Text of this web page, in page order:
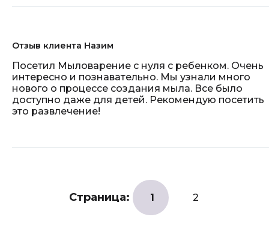
Отзыв клиента Назим
Посетил Мыловарение с нуля с ребенком. Очень
интересно и познавательно. Мы узнали много
нового о процессе создания мыла. Все было
доступно даже для детей. Рекомендую посетить
это развлечение!
Страница: 1 2